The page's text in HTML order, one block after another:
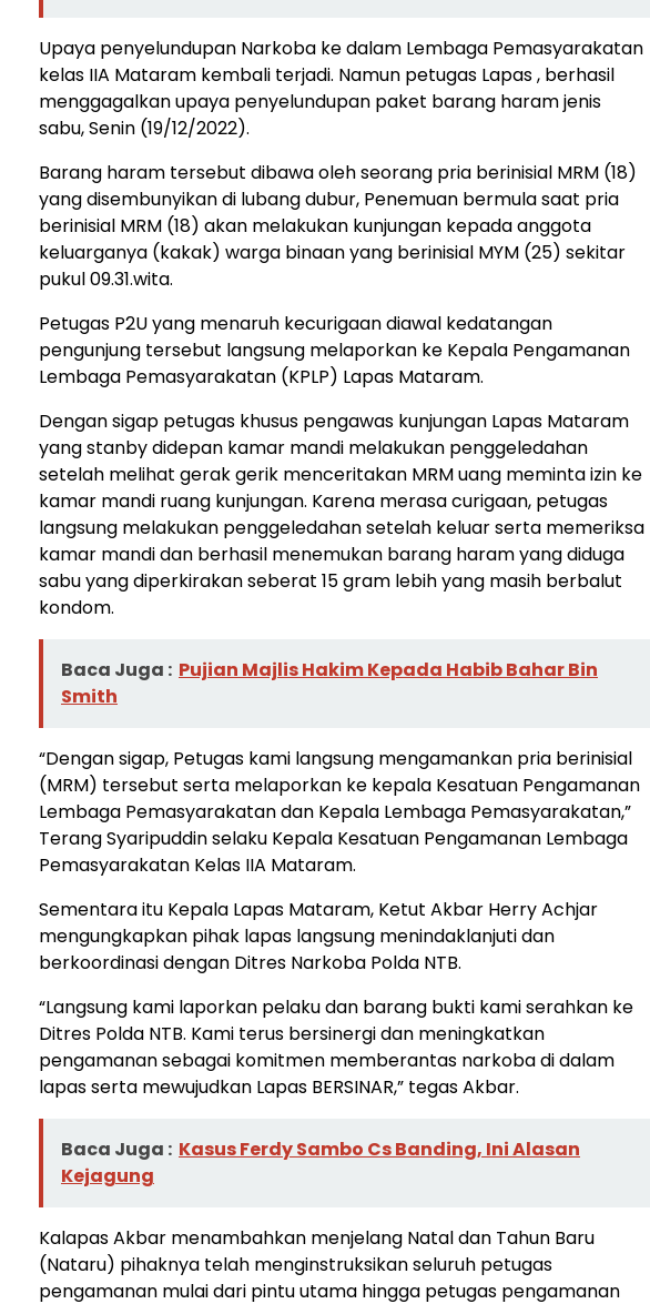
Upaya penyelundupan Narkoba ke dalam Lembaga Pemasyarakatan
kelas IIA Mataram kembali terjadi. Namun petugas Lapas , berhasil
menggagalkan upaya penyelundupan paket barang haram jenis
sabu, Senin (19/12/2022).
Barang haram tersebut dibawa oleh seorang pria berinisial MRM (18)
yang disembunyikan di lubang dubur, Penemuan bermula saat pria
berinisial MRM (18) akan melakukan kunjungan kepada anggota
keluarganya (kakak) warga binaan yang berinisial MYM (25) sekitar
pukul 09.31.wita.
Petugas P2U yang menaruh kecurigaan diawal kedatangan
pengunjung tersebut langsung melaporkan ke Kepala Pengamanan
Lembaga Pemasyarakatan (KPLP) Lapas Mataram.
Dengan sigap petugas khusus pengawas kunjungan Lapas Mataram
yang stanby didepan kamar mandi melakukan penggeledahan
setelah melihat gerak gerik menceritakan MRM uang meminta izin ke
kamar mandi ruang kunjungan. Karena merasa curigaan, petugas
langsung melakukan penggeledahan setelah keluar serta memeriksa
kamar mandi dan berhasil menemukan barang haram yang diduga
sabu yang diperkirakan seberat 15 gram lebih yang masih berbalut
kondom.
Baca Juga : Pujian Majlis Hakim Kepada Habib Bahar Bin
Smith
“Dengan sigap, Petugas kami langsung mengamankan pria berinisial
(MRM) tersebut serta melaporkan ke kepala Kesatuan Pengamanan
Lembaga Pemasyarakatan dan Kepala Lembaga Pemasyarakatan,”
Terang Syaripuddin selaku Kepala Kesatuan Pengamanan Lembaga
Pemasyarakatan Kelas IIA Mataram.
Sementara itu Kepala Lapas Mataram, Ketut Akbar Herry Achjar
mengungkapkan pihak lapas langsung menindaklanjuti dan
berkoordinasi dengan Ditres Narkoba Polda NTB.
“Langsung kami laporkan pelaku dan barang bukti kami serahkan ke
Ditres Polda NTB. Kami terus bersinergi dan meningkatkan
pengamanan sebagai komitmen memberantas narkoba di dalam
lapas serta mewujudkan Lapas BERSINAR,” tegas Akbar.
Baca Juga : Kasus Ferdy Sambo Cs Banding, Ini Alasan
Kejagung
Kalapas Akbar menambahkan menjelang Natal dan Tahun Baru
(Nataru) pihaknya telah menginstruksikan seluruh petugas
pengamanan mulai dari pintu utama hingga petugas pengamanan